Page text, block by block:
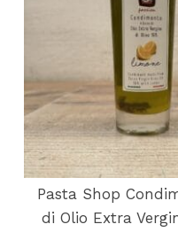
Pasta Shop
di Olio Extra